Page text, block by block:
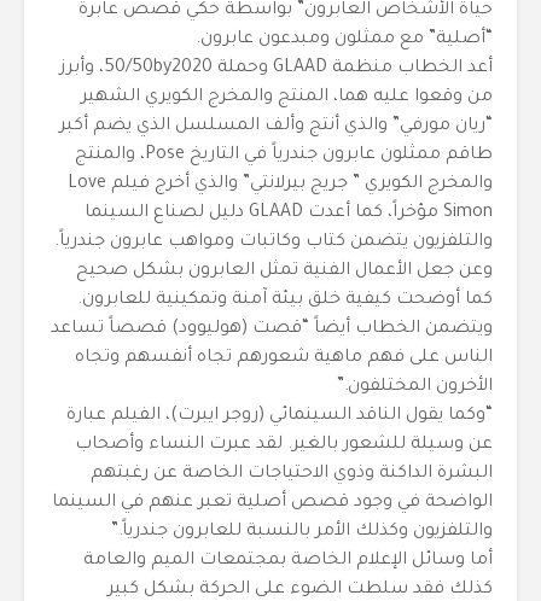
حياة الأشخاص العابرون” بواسطة حكي قصص عابرة
“أصلية” مع ممثلون ومبدعون عابرون.
أعد الخطاب منظمة GLAAD وحملة 50/50by2020، وأبرز
من وقعوا عليه هما، المنتج والمخرج الكويري الشهير
“ريان مورفي” والذي أنتج وألف المسلسل الذي يضم أكبر
طاقم ممثلون عابرون جندرياً في التاريخ Pose، والمنتج
والمخرج الكويري ” جريج بيرلانتي” والذي أخرج فيلم Love
Simon مؤخراً، كما أعدت GLAAD دليل لصناع السينما
والتلفزيون يتضمن كتاب وكاتبات ومواهب عابرون جندرياً.
وعن جعل الأعمال الفنية تمثل العابرون بشكل صحيح
كما أوضحت كيفية خلق بيئة آمنة وتمكينية للعابرون.
ويتضمن الخطاب أيضاً “قصت (هوليوود) قصصاً تساعد
الناس على فهم ماهية شعورهم تجاه أنفسهم وتجاه
الأخرون المختلفون.”
“وكما يقول الناقد السينمائي (روجر ايبرت)، الفيلم عبارة
عن وسيلة للشعور بالغير. لقد عبرت النساء وأصحاب
البشرة الداكنة وذوي الاحتياجات الخاصة عن رغبتهم
الواضحة في وجود قصص أصلية تعبر عنهم في السينما
والتلفزيون وكذلك الأمر بالنسبة للعابرون جندرياً.”
أما وسائل الإعلام الخاصة بمجتمعات الميم والعامة
كذلك فقد سلطت الضوء على الحركة بشكل كبير